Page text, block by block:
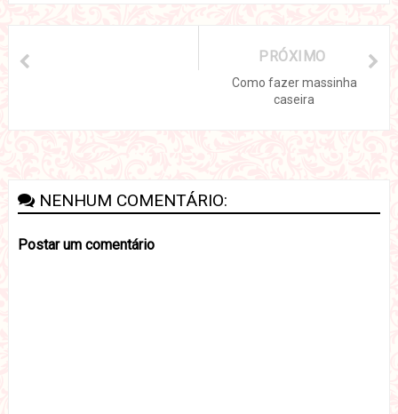
PRÓXIMO
Como fazer massinha
caseira
NENHUM COMENTÁRIO:
Postar um comentário